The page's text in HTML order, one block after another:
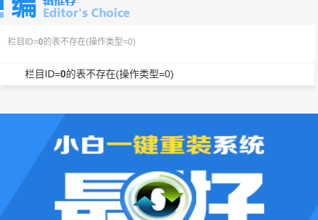
栏目ID=0的表不存在(操作类型=0)
栏目ID=0的表不存在(操作类型=0)